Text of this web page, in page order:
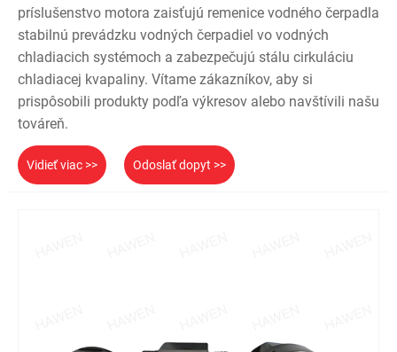
príslušenstvo motora zaisťujú remenice vodného čerpadla
stabilnú prevádzku vodných čerpadiel vo vodných
chladiacich systémoch a zabezpečujú stálu cirkuláciu
chladiacej kvapaliny. Vítame zákazníkov, aby si
prispôsobili produkty podľa výkresov alebo navštívili našu
továreň.
Vidieť viac >> Odoslať dopyt >>